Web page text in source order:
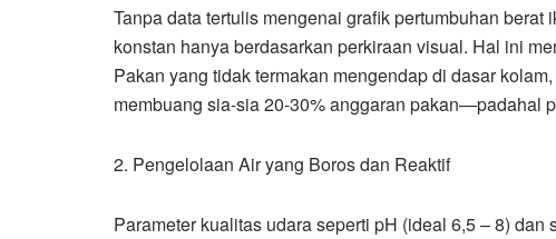
Tanpa data tertulis mengenai grafik pertumbuhan
konstan hanya berdasarkan perkiraan visual. Hal ini
Pakan yang tidak termakan mengendap di dasar
membuang sia-sia 20-30% anggaran pakan—padahal
2. Pengelolaan Air yang Boros dan Reaktif
Parameter kualitas udara seperti pH (ideal 6,5 – 8)